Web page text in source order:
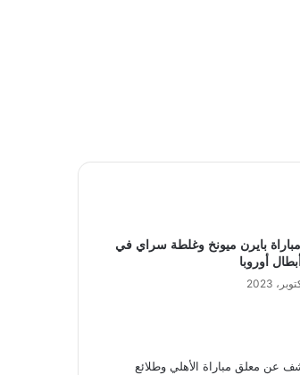
بايرن ميونخ وغلطة سراي في
أوروبا